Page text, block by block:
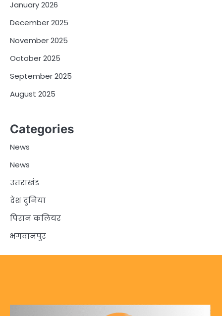
January 2026
December 2025
November 2025
October 2025
September 2025
August 2025
Categories
News
News
उत्तराखंड
देश दुनिया
पिरान कलियर
भगवानपुर